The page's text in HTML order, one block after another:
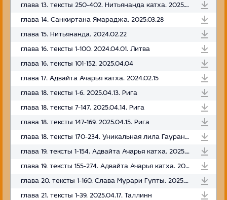
глава 13. тексты 250-402. Нитьянанда катха. 2025.02.16
глава 14. Санкиртана Ямараджа. 2025.03.28
глава 15. Нитьянанда. 2024.02.22
глава 16. тексты 1-100. 2024.04.01. Литва
глава 16. тексты 101-152. 2025.04.04
глава 17. Адвайта Ачарья катха. 2024.02.15
глава 18. тексты 1-6. 2025.04.13. Рига
глава 18. тексты 7-147. 2025.04.14. Рига
глава 18. тексты 147-169. 2025.04.15. Рига
глава 18. тексты 170-234. Уникальная лила Гауранги. 2025.04.16. Рига
глава 19. тексты 1-154. Адвайта Ачарья катха. 2025.02.05
глава 19. тексты 155-274. Адвайта Ачарья катха. 2025.02.05
глава 20. тексты 1-160. Слава Мурари Гупты. 2025.04.11. Литва
глава 21. тексты 1-39. 2025.04.17. Таллинн